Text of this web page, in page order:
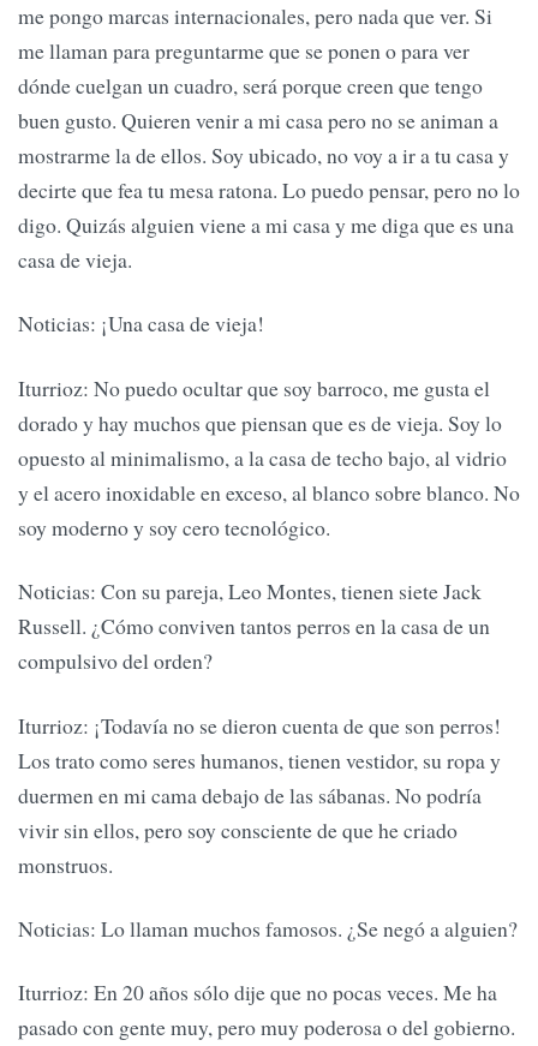
me pongo marcas internacionales, pero nada que ver. Si
me llaman para preguntarme que se ponen o para ver
dónde cuelgan un cuadro, será porque creen que tengo
buen gusto. Quieren venir a mi casa pero no se animan a
mostrarme la de ellos. Soy ubicado, no voy a ir a tu casa y
decirte que fea tu mesa ratona. Lo puedo pensar, pero no lo
digo. Quizás alguien viene a mi casa y me diga que es una
casa de vieja.
Noticias: ¡Una casa de vieja!
Iturrioz: No puedo ocultar que soy barroco, me gusta el
dorado y hay muchos que piensan que es de vieja. Soy lo
opuesto al minimalismo, a la casa de techo bajo, al vidrio
y el acero inoxidable en exceso, al blanco sobre blanco. No
soy moderno y soy cero tecnológico.
Noticias: Con su pareja, Leo Montes, tienen siete Jack
Russell. ¿Cómo conviven tantos perros en la casa de un
compulsivo del orden?
Iturrioz: ¡Todavía no se dieron cuenta de que son perros!
Los trato como seres humanos, tienen vestidor, su ropa y
duermen en mi cama debajo de las sábanas. No podría
vivir sin ellos, pero soy consciente de que he criado
monstruos.
Noticias: Lo llaman muchos famosos. ¿Se negó a alguien?
Iturrioz: En 20 años sólo dije que no pocas veces. Me ha
pasado con gente muy, pero muy poderosa o del gobierno.